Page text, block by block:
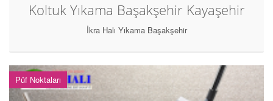
Koltuk Yıkama Başakşehir Kayaşehir
İkra Halı Yıkama Başakşehir
Püf Noktaları